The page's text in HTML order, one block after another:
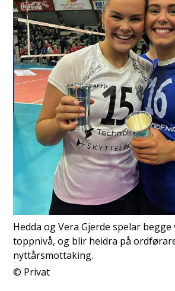
Hedda og Vera Gjerde spelar
toppnivå, og blir heidra på
nyttårsmottaking.
Privat